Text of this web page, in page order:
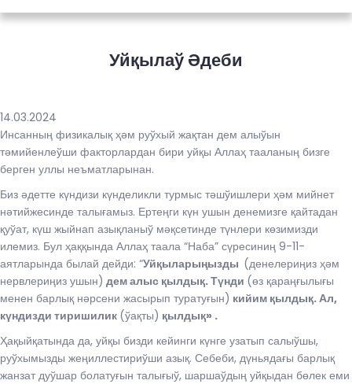
Уйқылаў Әдеби
14.03.2024
Инсанның физикалық ҳәм руўхый жақтан дем алыўын
тәмийенлеўши факторлардан бири уйқы Аллаҳ тааланың бизге
берген уллы неъматларынан.
Биз әдетте күндизи күнделикли турмыс тәшўишлери ҳәм мийнет
нәтийжесинде талығамыз. Ертеңги күн ушын денемизге қайтадан
қуўат, күш жыйнап азықланыў мәқсетинде түнлери көзимизди
илемиз. Бул ҳаққында Аллаҳ таала “Наба” сүресиниң 9-11-
аятларында былай дейди: “Уйқыларыңызды (денелериңиз ҳәм
нервлериңиз ушын) дем алыс қылдық. Түнди (өз қараңғылығы
менен барлық нәрсени жасырып туратуғын) кийим қылдық. Ал,
күндизди тиришилик (ўақты) қылдық» .
Ҳақыйқатында да, уйқы бизди кейинги күнге узатып салыўшы,
руўхымызды жеңиллестириўши азық. Себеби, дүньядағы барлық
жанзат дуўшар болатуғын талығыў, шаршаўдың уйқыдан бөлек еми